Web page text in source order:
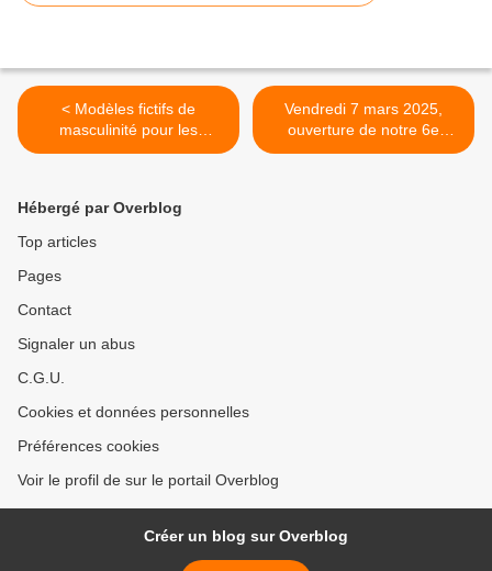
< Modèles fictifs de
masculinité pour les
personnes transmasculines
Vendredi 7 mars 2025,
ouverture de notre 6e
Festival >
Hébergé par Overblog
Top articles
Pages
Contact
Signaler un abus
C.G.U.
Cookies et données personnelles
Préférences cookies
Voir le profil de sur le portail Overblog
Créer un blog sur Overblog